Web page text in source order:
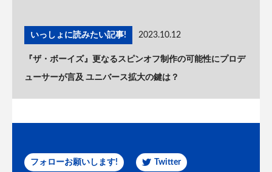
いっしょに読みたい記事! 2023.10.12
『ザ・ボーイズ』更なるスピンオフ制作の可能性にプロデ
ューサーが言及 ユニバース拡大の鍵は？
フォローお願いします! Twitter